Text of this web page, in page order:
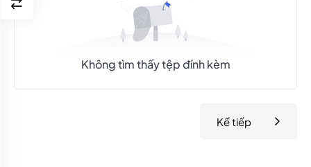
Không tìm thấy tệp đính kèm
Kế tiếp